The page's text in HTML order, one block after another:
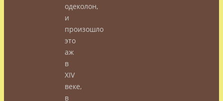
одеколон,
и
произошло
это
аж
в
XIV
веке,
в